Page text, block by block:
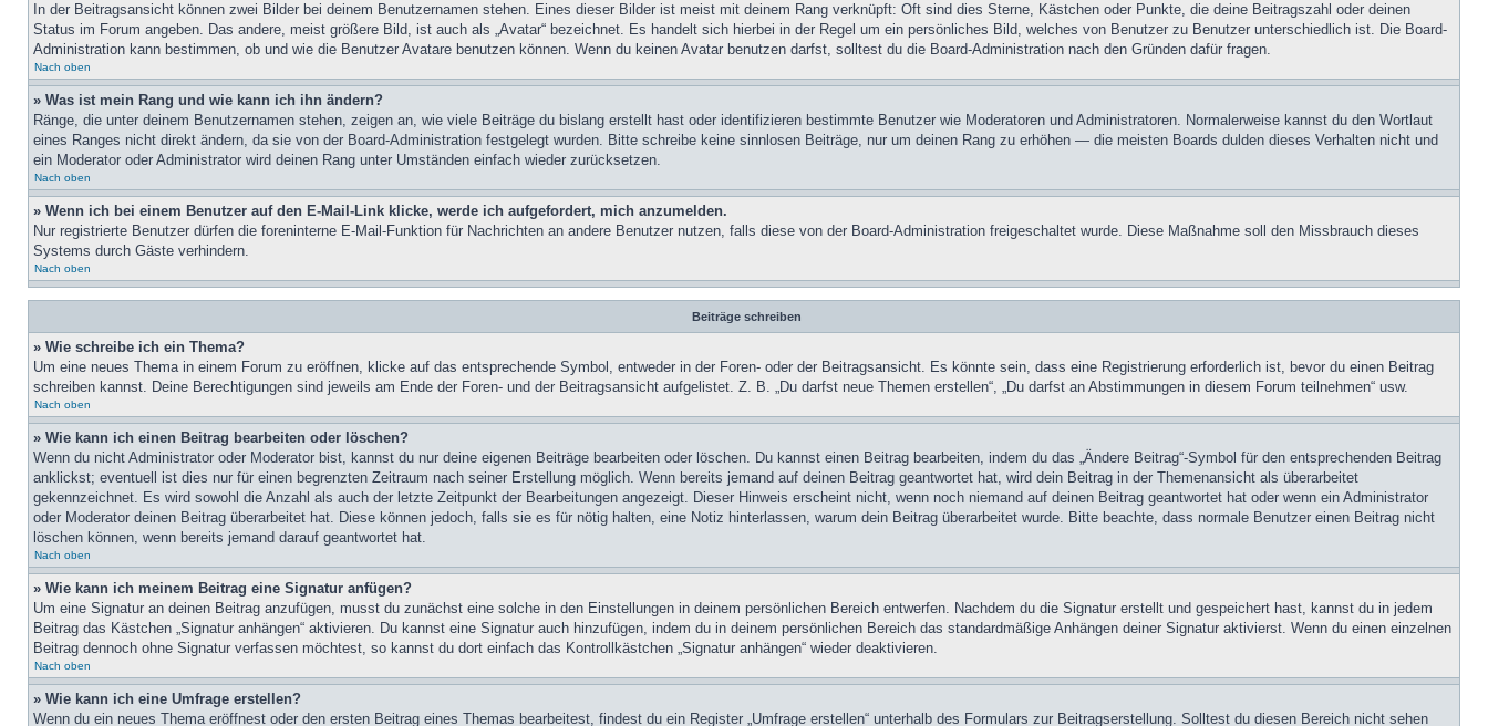
In der Beitragsansicht können zwei Bilder bei deinem Benutzernamen stehen. Eines dieser Bilder ist meist mit deinem Rang verknüpft: Oft sind dies Sterne, Kästchen oder Punkte, die deine Beitragszahl oder deinen
Status im Forum angeben. Das andere, meist größere Bild, ist auch als „Avatar“ bezeichnet. Es handelt sich hierbei in der Regel um ein persönliches Bild, welches von Benutzer zu Benutzer unterschiedlich ist. Die Board-
Administration kann bestimmen, ob und wie die Benutzer Avatare benutzen können. Wenn du keinen Avatar benutzen darfst, solltest du die Board-Administration nach den Gründen dafür fragen.
Nach oben
» Was ist mein Rang und wie kann ich ihn ändern?
Ränge, die unter deinem Benutzernamen stehen, zeigen an, wie viele Beiträge du bislang erstellt hast oder identifizieren bestimmte Benutzer wie Moderatoren und Administratoren. Normalerweise kannst du den Wortlaut
eines Ranges nicht direkt ändern, da sie von der Board-Administration festgelegt wurden. Bitte schreibe keine sinnlosen Beiträge, nur um deinen Rang zu erhöhen — die meisten Boards dulden dieses Verhalten nicht und
ein Moderator oder Administrator wird deinen Rang unter Umständen einfach wieder zurücksetzen.
Nach oben
» Wenn ich bei einem Benutzer auf den E-Mail-Link klicke, werde ich aufgefordert, mich anzumelden.
Nur registrierte Benutzer dürfen die foreninterne E-Mail-Funktion für Nachrichten an andere Benutzer nutzen, falls diese von der Board-Administration freigeschaltet wurde. Diese Maßnahme soll den Missbrauch dieses
Systems durch Gäste verhindern.
Nach oben
Beiträge schreiben
» Wie schreibe ich ein Thema?
Um eine neues Thema in einem Forum zu eröffnen, klicke auf das entsprechende Symbol, entweder in der Foren- oder der Beitragsansicht. Es könnte sein, dass eine Registrierung erforderlich ist, bevor du einen Beitrag
schreiben kannst. Deine Berechtigungen sind jeweils am Ende der Foren- und der Beitragsansicht aufgelistet. Z. B. „Du darfst neue Themen erstellen“, „Du darfst an Abstimmungen in diesem Forum teilnehmen“ usw.
Nach oben
» Wie kann ich einen Beitrag bearbeiten oder löschen?
Wenn du nicht Administrator oder Moderator bist, kannst du nur deine eigenen Beiträge bearbeiten oder löschen. Du kannst einen Beitrag bearbeiten, indem du das „Ändere Beitrag“-Symbol für den entsprechenden Beitrag
anklickst; eventuell ist dies nur für einen begrenzten Zeitraum nach seiner Erstellung möglich. Wenn bereits jemand auf deinen Beitrag geantwortet hat, wird dein Beitrag in der Themenansicht als überarbeitet
gekennzeichnet. Es wird sowohl die Anzahl als auch der letzte Zeitpunkt der Bearbeitungen angezeigt. Dieser Hinweis erscheint nicht, wenn noch niemand auf deinen Beitrag geantwortet hat oder wenn ein Administrator
oder Moderator deinen Beitrag überarbeitet hat. Diese können jedoch, falls sie es für nötig halten, eine Notiz hinterlassen, warum dein Beitrag überarbeitet wurde. Bitte beachte, dass normale Benutzer einen Beitrag nicht
löschen können, wenn bereits jemand darauf geantwortet hat.
Nach oben
» Wie kann ich meinem Beitrag eine Signatur anfügen?
Um eine Signatur an deinen Beitrag anzufügen, musst du zunächst eine solche in den Einstellungen in deinem persönlichen Bereich entwerfen. Nachdem du die Signatur erstellt und gespeichert hast, kannst du in jedem
Beitrag das Kästchen „Signatur anhängen“ aktivieren. Du kannst eine Signatur auch hinzufügen, indem du in deinem persönlichen Bereich das standardmäßige Anhängen deiner Signatur aktivierst. Wenn du einen einzelnen
Beitrag dennoch ohne Signatur verfassen möchtest, so kannst du dort einfach das Kontrollkästchen „Signatur anhängen“ wieder deaktivieren.
Nach oben
» Wie kann ich eine Umfrage erstellen?
Wenn du ein neues Thema eröffnest oder den ersten Beitrag eines Themas bearbeitest, findest du ein Register „Umfrage erstellen“ unterhalb des Formulars zur Beitragserstellung. Solltest du diesen Bereich nicht sehen